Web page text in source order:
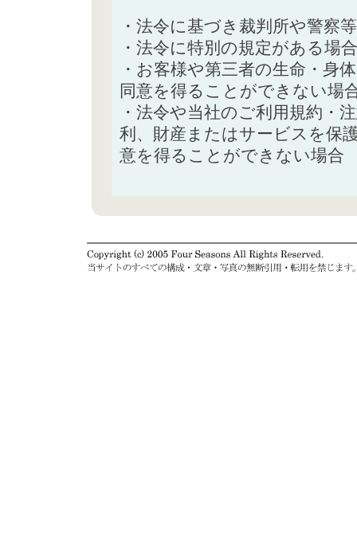
・法令に基づき裁判所や警察
・法令に特別の規定がある場合
・お客様や第三者の生命・身
同意を得ることができない場
・法令や当社のご利用規約・
利、財産またはサービスを保
意を得ることができない場合